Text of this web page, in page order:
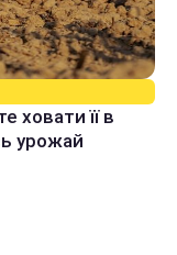
ховати її в
урожай